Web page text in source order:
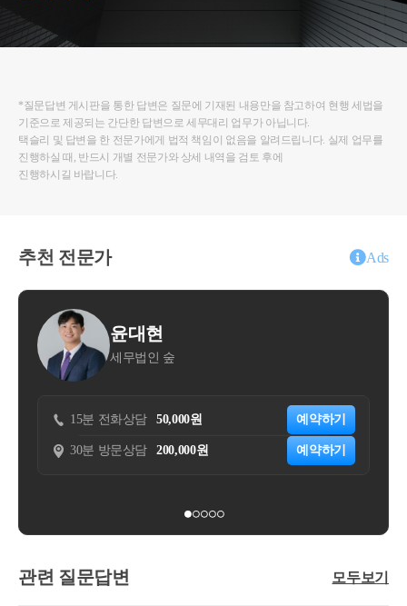
즉, 무효 또는 취소가 되는 경우가 아니라면 최초 관
2. 최초 관리처분계획인가가 무효 또는 취소 되는 경
우
서면인터넷방문상담4팀-3187 , 2006.09.15
일에 당해 정비사업조합의 조합원이 입주자로 선정
는 것이며, 그 새로운 인가일이 2006. 1. 1 이후인 경
우에는 당해 입주권은「소득세법」제89조 제2항 규
정의 “조합원입주권”에 해당하는 것입니다.
즉, 최초 관리처분계획인가가 무효 또는 취소되는 경
*질문답변 게시판을 통한 답변은 질문에 기재된 내용만을 참고하여 현행 세법을
기준으로 제공되는 간단한 답변으로 세무대리 업무가 아닙니다.
택슬리 및 답변을 한 전문가에게 법적 책임이 없음을 알려드립니다. 실제 업무를
진행하실 때, 반드시 개별 전문가와 상세 내역을 검토 후에
진행하시길 바랍니다.
추천 전문가 Ads
윤대현
세무법인 숲
전화상담 50,000원
방문상담 200,000원
15분 전화상담
30분 방문상담
관련 질문답변 모두보기